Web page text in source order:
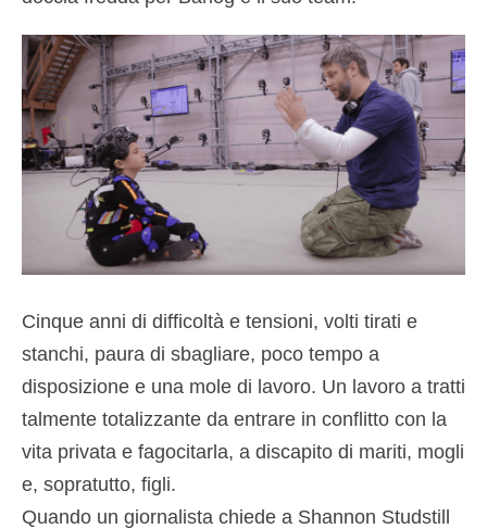
Cinque anni di difficoltà e tensioni, volti tirati e
stanchi, paura di sbagliare, poco tempo a
disposizione e una mole di lavoro. Un lavoro a tratti
talmente totalizzante da entrare in conflitto con la
vita privata e fagocitarla, a discapito di mariti, mogli
e, sopratutto, figli.
Quando un giornalista chiede a Shannon Studstill